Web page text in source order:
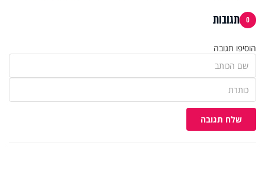
0 תגובות
הוסיפו תגובה
שלח תגובה